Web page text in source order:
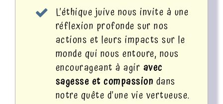
L’éthique juive nous invite à une
réflexion profonde sur nos
actions et leurs impacts sur le
monde qui nous entoure, nous
encourageant à agir avec
sagesse et compassion dans
notre quête d’une vie vertueuse.